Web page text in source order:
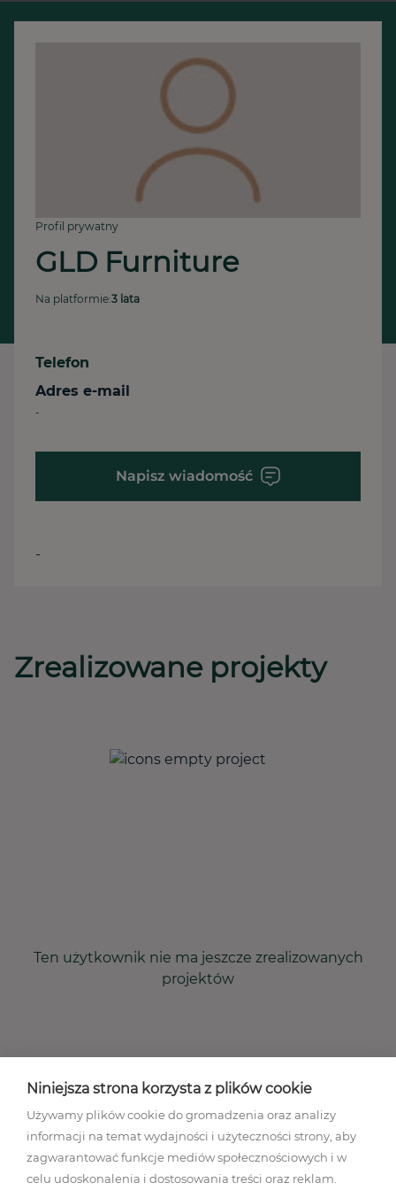
Profil prywatny
GLD Furniture
Na platformie:3 lata
Telefon
Adres e-mail
-
Napisz wiadomość
-
Zrealizowane projekty
Ten użytkownik nie ma jeszcze zrealizowanych
projektów
Niniejsza strona korzysta z plików cookie
Używamy plików cookie do gromadzenia oraz analizy
informacji na temat wydajności i użyteczności strony, aby
zagwarantować funkcje mediów społecznościowych i w
celu udoskonalenia i dostosowania treści oraz reklam.